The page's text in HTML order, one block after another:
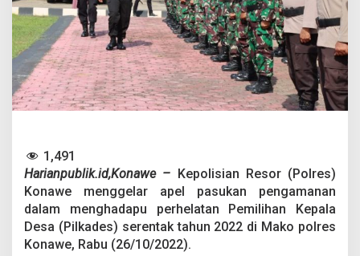
e
s
k
a
n
P
i
e
s
S
e
r
e
1,491
Harianpublik.id,Konawe –
Kepolisian Resor (Polres)
Konawe menggelar apel pasukan pengamanan
dalam menghadapu perhelatan Pemilihan Kepala
Desa (Pilkades) serentak tahun 2022 di Mako polres
Konawe, Rabu (26/10/2022).